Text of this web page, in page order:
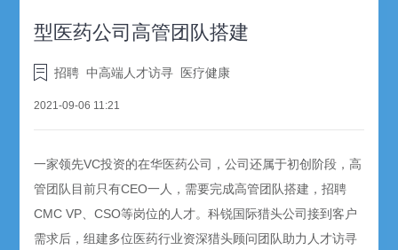
型医药公司高管团队搭建
招聘 中高端人才访寻 医疗健康
2021-09-06 11:21
一家领先VC投资的在华医药公司，公司还属于初创阶段，高
管团队目前只有CEO一人，需要完成高管团队搭建，招聘
CMC VP、CSO等岗位的人才。科锐国际猎头公司接到客户
需求后，组建多位医药行业资深猎头顾问团队助力人才访寻